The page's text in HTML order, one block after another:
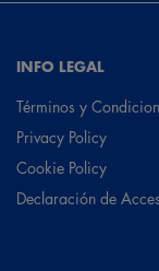
INFO LEGAL
Términos y
Privacy Policy
Cookie Policy
Declaración de